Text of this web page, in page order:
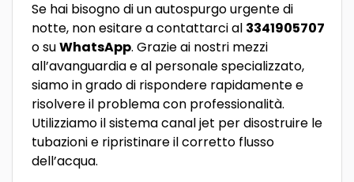
Se hai bisogno di un autospurgo urgente di
notte, non esitare a contattarci al 3341905707
o suWhatsApp. Grazie ai nostri mezzi
all’avanguardia e al personale specializzato,
siamo in grado di rispondere rapidamente e
risolvere il problema con professionalità.
Utilizziamo il sistema canal jet per disostruire le
tubazioni e ripristinare il corretto flusso
dell’acqua.